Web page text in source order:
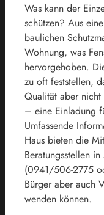
Was kann der
schützen? Aus
baulichen
Wohnung, was
hervorgehoben.
zu oft feststellen,
Qualität aber
– eine Einladung
Umfassende
Haus bieten die
Beratungsstellen
(0941/506-2775
Bürger aber auch
wenden können.